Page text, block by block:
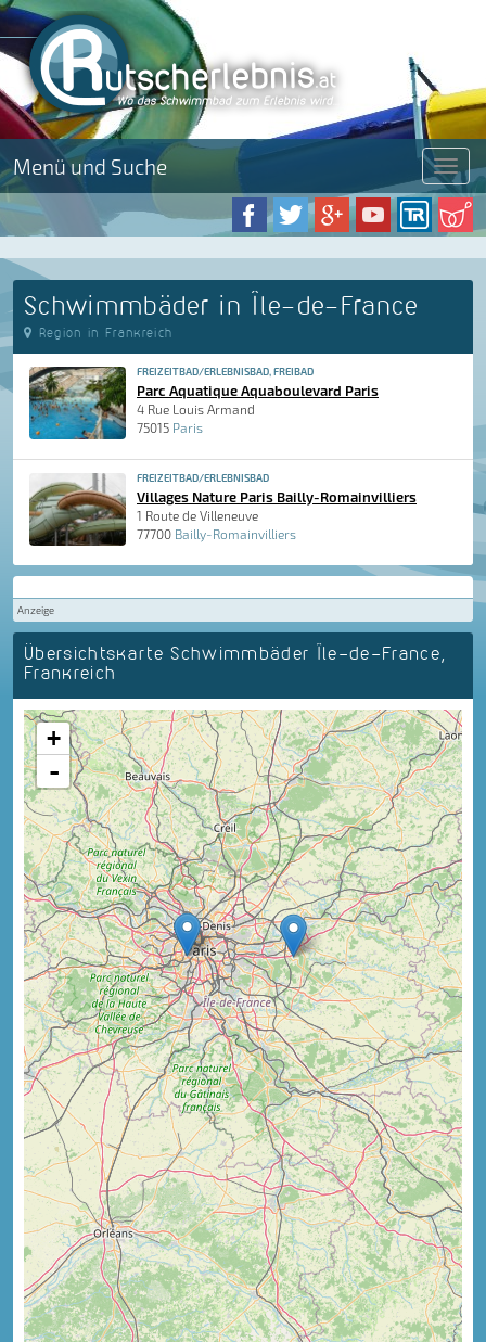
Menü und Suche Menü
Schwimmbäder in Île-de-France
Region in Frankreich
FREIZEITBAD/ERLEBNISBAD, FREIBAD
Parc Aquatique Aquaboulevard Paris
4 Rue Louis Armand
75015 Paris
FREIZEITBAD/ERLEBNISBAD
Villages Nature Paris Bailly-Romainvilliers
1 Route de Villeneuve
77700 Bailly-Romainvilliers
Anzeige
Übersichtskarte Schwimmbäder Île-de-France,
Frankreich
+
-